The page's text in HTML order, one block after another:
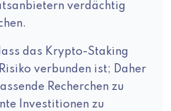
verdächtig
das Krypto-Staking
verbunden ist; Daher
Recherchen zu
Investitionen zu